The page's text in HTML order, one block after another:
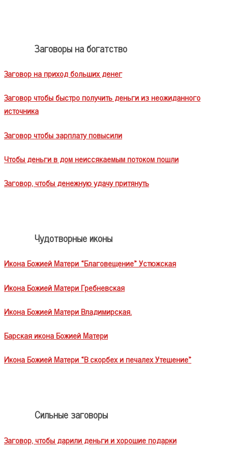
Заговоры на богатство
Заговор на приход больших денег
Заговор чтобы быстро получить деньги из неожиданного
источника
Заговор чтобы зарплату повысили
Чтобы деньги в дом неиссякаемым потоком пошли
Заговор, чтобы денежную удачу притянуть
Чудотворные иконы
Икона Божией Матери «Благовещение» Устюжская
Икона Божией Матери Гребневская
Икона Божией Матери Владимирская.
Барская икона Божией Матери
Икона Божией Матери «В скорбех и печалех Утешение»
Сильные заговоры
Заговор, чтобы дарили деньги и хорошие подарки